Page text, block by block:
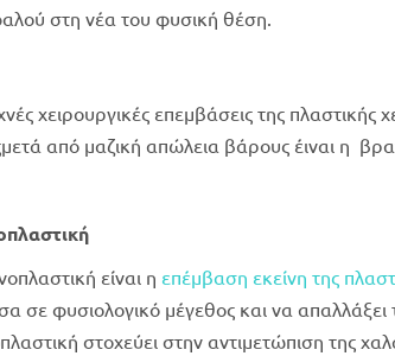
στη νέα του φυσική θέση.
χειρουργικές επεμβάσεις της πλαστικής
από μαζική απώλεια βάρους έιναι η
είναι η επέμβαση εκείνη της
σε φυσιολογικό μέγεθος και να
στοχεύει στην αντιμετώπιση της